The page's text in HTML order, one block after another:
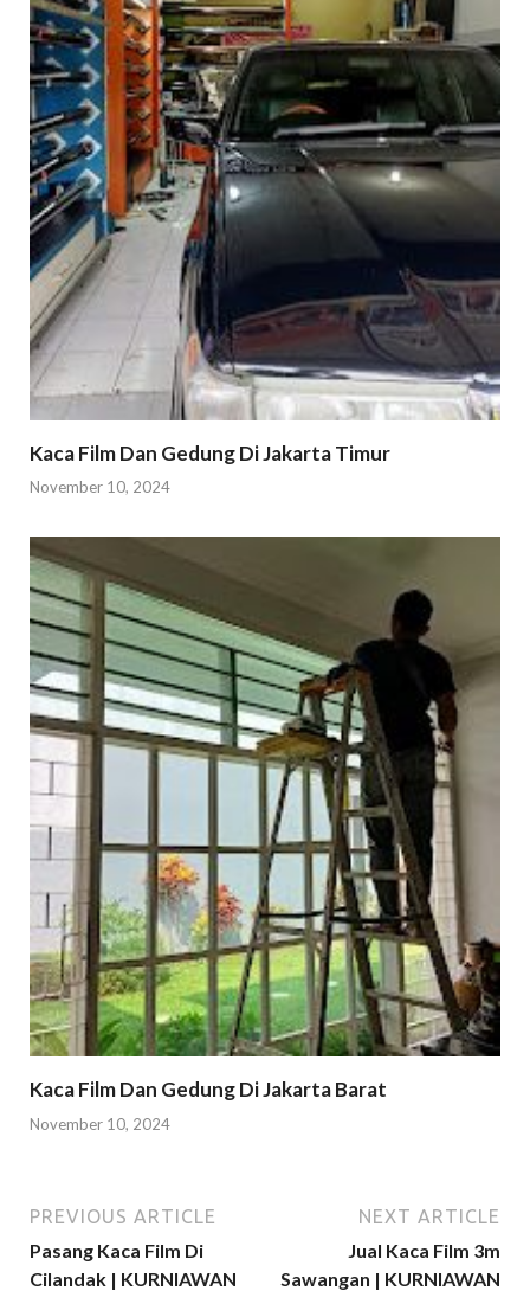
Kaca Film Dan Gedung Di Jakarta Timur
November 10, 2024
Kaca Film Dan Gedung Di Jakarta Barat
November 10, 2024
PREVIOUS ARTICLE
Pasang Kaca Film Di
Cilandak | KURNIAWAN
NEXT ARTICLE
Jual Kaca Film 3m
Sawangan | KURNIAWAN